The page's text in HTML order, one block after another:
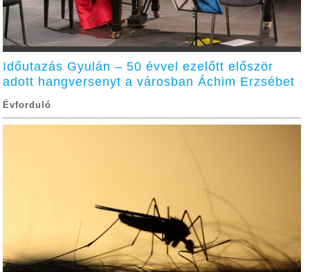
Időutazás Gyulán – 50 évvel ezelőtt először
adott hangversenyt a városban Áchim Erzsébet
Évforduló